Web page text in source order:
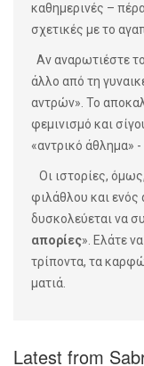
καθημερινές –
σχετικές με το
Αν αναρωτιέστε
άλλο από τη
αντρών». Το
φεμινισμό και
«αντρικό άθλημα»
Οι ιστορίες,
φιλάθλου και ενός
δυσκολεύεται να
απορίες». Ελάτε
τρίποντα, τα
ματιά.
Latest from